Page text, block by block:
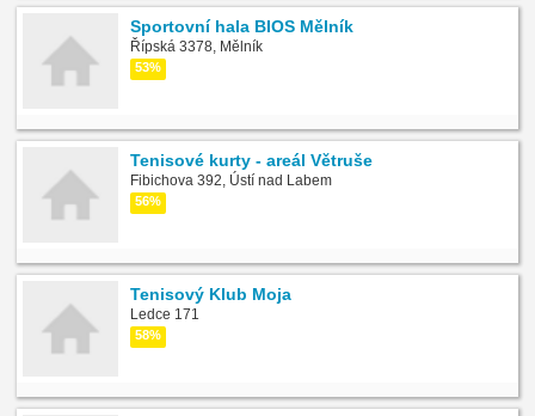
Sportovní hala BIOS Mělník
Řípská 3378, Mělník
53%
Tenisové kurty - areál Větruše
Fibichova 392, Ústí nad Labem
56%
Tenisový Klub Moja
Ledce 171
58%